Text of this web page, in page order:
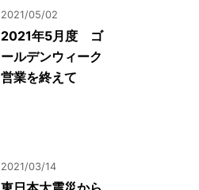
2021/05/02
2021年5月度 ゴ
ールデンウィーク
営業を終えて
2021/03/14